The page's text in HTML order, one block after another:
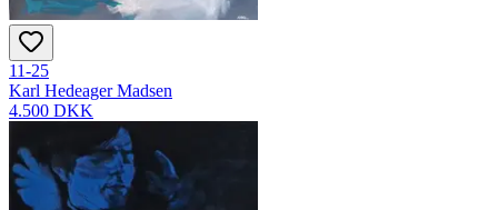
11-25
Karl Hedeager Madsen
4.500 DKK